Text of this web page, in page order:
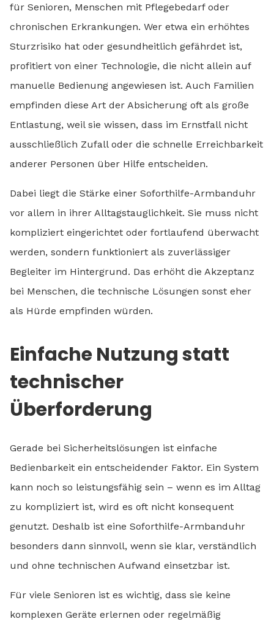
für Senioren, Menschen mit Pflegebedarf oder
chronischen Erkrankungen. Wer etwa ein erhöhtes
Sturzrisiko hat oder gesundheitlich gefährdet ist,
profitiert von einer Technologie, die nicht allein auf
manuelle Bedienung angewiesen ist. Auch Familien
empfinden diese Art der Absicherung oft als große
Entlastung, weil sie wissen, dass im Ernstfall nicht
ausschließlich Zufall oder die schnelle Erreichbarkeit
anderer Personen über Hilfe entscheiden.
Dabei liegt die Stärke einer Soforthilfe-Armbanduhr
vor allem in ihrer Alltagstauglichkeit. Sie muss nicht
kompliziert eingerichtet oder fortlaufend überwacht
werden, sondern funktioniert als zuverlässiger
Begleiter im Hintergrund. Das erhöht die Akzeptanz
bei Menschen, die technische Lösungen sonst eher
als Hürde empfinden würden.
Einfache Nutzung statt
technischer
Überforderung
Gerade bei Sicherheitslösungen ist einfache
Bedienbarkeit ein entscheidender Faktor. Ein System
kann noch so leistungsfähig sein – wenn es im Alltag
zu kompliziert ist, wird es oft nicht konsequent
genutzt. Deshalb ist eine Soforthilfe-Armbanduhr
besonders dann sinnvoll, wenn sie klar, verständlich
und ohne technischen Aufwand einsetzbar ist.
Für viele Senioren ist es wichtig, dass sie keine
komplexen Geräte erlernen oder regelmäßig